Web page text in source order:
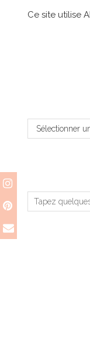
Ce site utilise
Archives